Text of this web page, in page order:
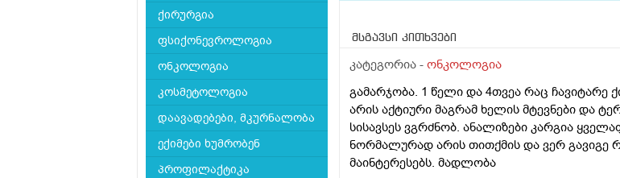
ქირურგია
ფსიქონევროლოგია
ონკოლოგია
კოსმეტოლოგია
დაავადებები, მკურნალობა
ექიმები ხუმრობენ
პროფილაქტიკა
მსგავსი კითხვები
კატეგორია - ონკოლოგია
გამარჯობა. 1 წელი და 4თვეა რაც
არის აქტიური მაგრამ ხელის მტევნები და
სისავსეს ვგრძნობ. ანალიზები კარგია
ნორმალურად არის თითქმის და ვერ გავიგე
მაინტერესებს. მადლობა